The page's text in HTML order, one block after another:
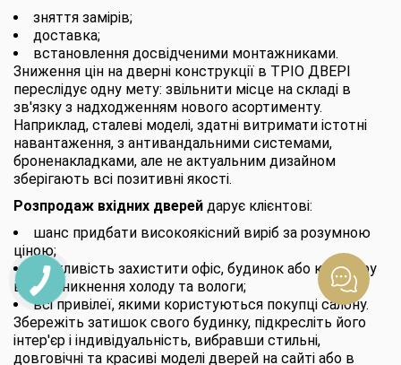
зняття замірів;
доставка;
встановлення досвідченими монтажниками.
Зниження цін на дверні конструкції в ТРІО ДВЕРІ
переслідує одну мету: звільнити місце на складі в
зв'язку з надходженням нового асортименту.
Наприклад, сталеві моделі, здатні витримати істотні
навантаження, з антивандальними системами,
броненакладками, але не актуальним дизайном
зберігають всі позитивні якості.
Розпродаж вхідних дверей дарує клієнтові:
шанс придбати високоякісний виріб за розумною
ціною;
можливість захистити офіс, будинок або квартиру
від проникнення холоду та вологи;
всі привілеї, якими користуються покупці салону.
Збережіть затишок свого будинку, підкресліть його
інтер'єр і індивідуальність, вибравши стильні,
довговічні та красиві моделі дверей на сайті або в